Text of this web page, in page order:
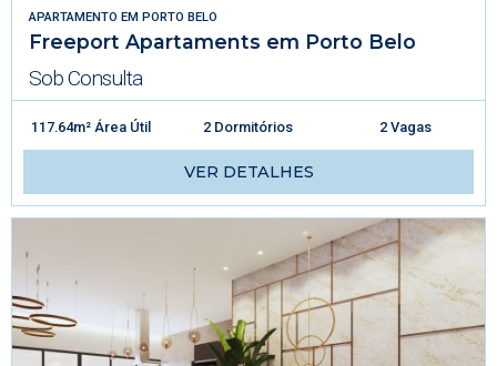
APARTAMENTO EM PORTO BELO
Freeport Apartaments em Porto Belo
Sob Consulta
117.64m² Área Útil 2 Dormitórios 2 Vagas
VER DETALHES